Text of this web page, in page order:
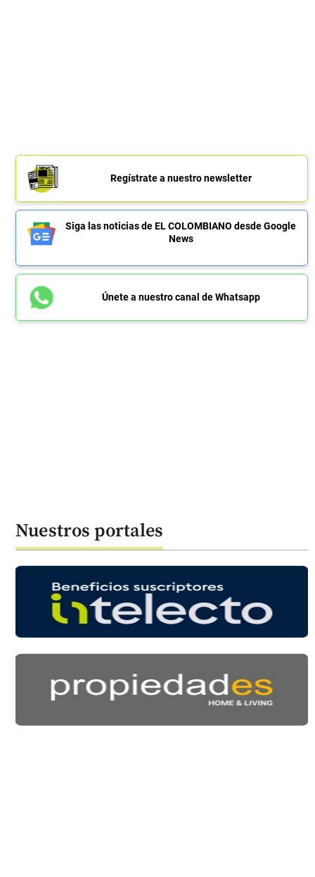
Regístrate a nuestro newsletter
Siga las noticias de EL COLOMBIANO desde Google
News
Únete a nuestro canal de Whatsapp
Nuestros portales